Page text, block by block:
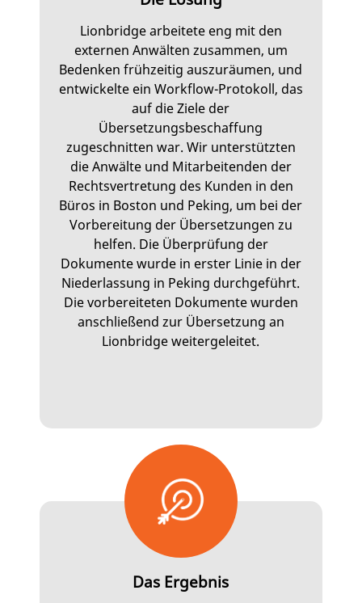
Lionbridge arbeitete eng mit den
externen Anwälten zusammen, um
Bedenken frühzeitig auszuräumen, und
entwickelte ein Workflow-Protokoll, das
auf die Ziele der
Übersetzungsbeschaffung
zugeschnitten war. Wir unterstützten
die Anwälte und Mitarbeitenden der
Rechtsvertretung des Kunden in den
Büros in Boston und Peking, um bei der
Vorbereitung der Übersetzungen zu
helfen. Die Überprüfung der
Dokumente wurde in erster Linie in der
Niederlassung in Peking durchgeführt.
Die vorbereiteten Dokumente wurden
anschließend zur Übersetzung an
Lionbridge weitergeleitet.
Das Ergebnis